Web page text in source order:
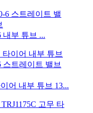
내부 튜브 ...
어 내부 튜브 13...